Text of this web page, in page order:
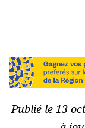
Publié le 13